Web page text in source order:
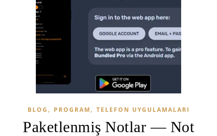
BLOG , PROGRAM, TELEFON UYGULAMALARI
Paketlenmiş Notlar — Not